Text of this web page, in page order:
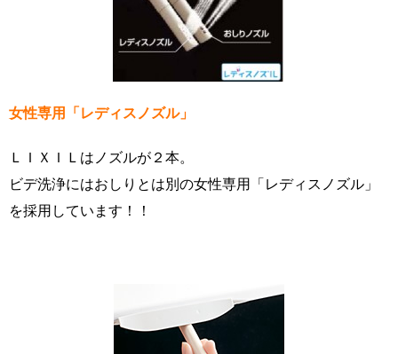
女性専用「レディスノズル」
ＬＩＸＩＬはノズルが２本。
ビデ洗浄にはおしりとは別の女性専用「レディスノズル」
を採用しています！！